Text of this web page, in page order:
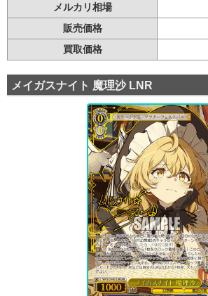
メルカリ相場
販売価格
買取価格
メイガスナイト 魔理沙 LNR